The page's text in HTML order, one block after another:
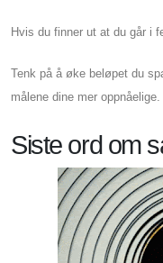
Hvis du finner ut at du går i
Tenk på å øke beløpet du
målene dine mer oppnåelige.
Siste ord om